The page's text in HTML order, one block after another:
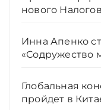
нового
Инна Апенко
«Содружество
Глобальная
пройдет в